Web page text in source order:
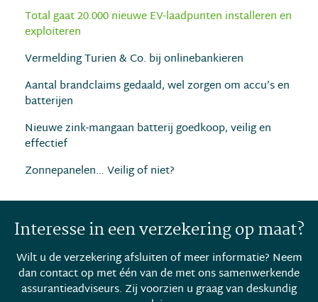
Total gaat 20.000 nieuwe EV-laadpunten installeren en
exploiteren
Vermelding Turien & Co. bij onlinebankieren
Aantal brandclaims gedaald, wel zorgen om accu’s en
batterijen
Nieuwe zink-mangaan batterij goedkoop, veilig en
effectief
Zonnepanelen… Veilig of niet?
Interesse in een verzekering op maat?
Wilt u de verzekering afsluiten of meer informatie? Neem
dan contact op met één van de met ons samenwerkende
assurantieadviseurs. Zij voorzien u graag van deskundig